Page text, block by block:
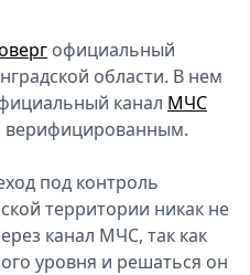
официальный
области. В нем
канал МЧС
верифицированным.
под контроль
территории никак не
канал МЧС, так как
уровня и решаться он